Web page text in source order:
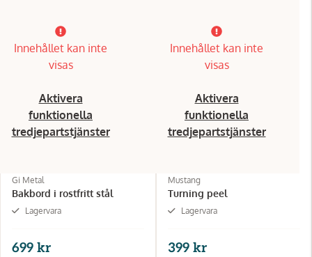
Innehållet kan inte
visas
Aktivera
funktionella
tredjepartstjänster
Gi Metal
Bakbord i rostfritt stål
Lagervara
699 kr
Innehållet kan inte
visas
Aktivera
funktionella
tredjepartstjänster
Mustang
Turning peel
Lagervara
399 kr